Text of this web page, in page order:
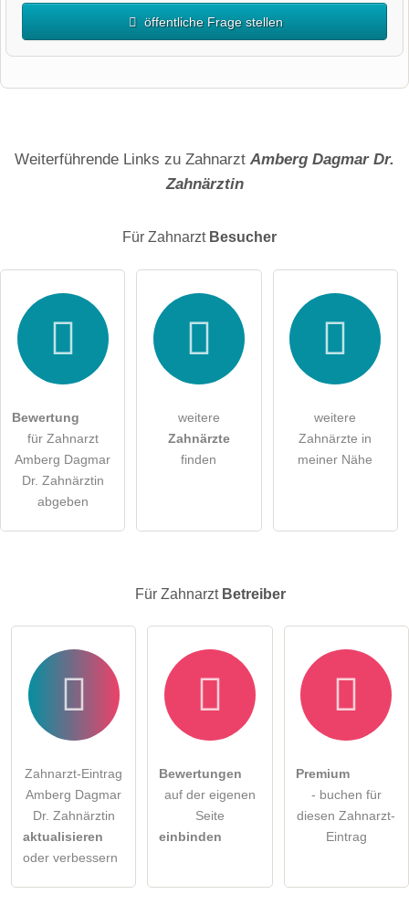
öffentliche Frage stellen
Hiermit akzeptiere ich die .
Die Datenschutzerklärunghabe ich zur Kenntnis genommen.
Besucher sichtbar
Klicken Sie hier um eine
Weiterführende Links zu Zahnarzt Amberg Dagmar Dr.
Zahnärztin
Für Zahnarzt Besucher
Bewertung
für Zahnarzt
Amberg Dagmar
Dr. Zahnärztin
abgeben
weitere
Zahnärzte
finden
weitere
Zahnärzte in
meiner Nähe
Für Zahnarzt Betreiber
Zahnarzt-Eintrag
Amberg Dagmar
Dr. Zahnärztin
aktualisieren
oder verbessern
Bewertungen
auf der eigenen
Seite
einbinden
Premium
- buchen für
diesen Zahnarzt-
Eintrag